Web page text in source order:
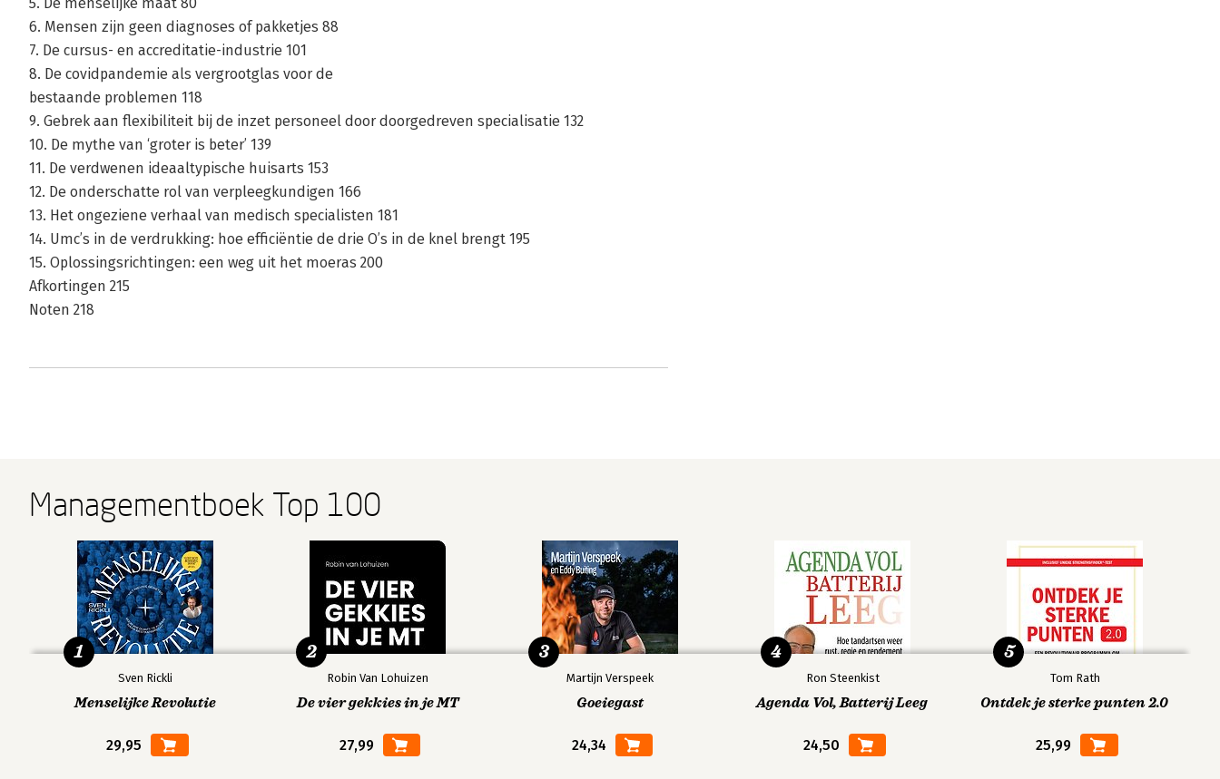
6. Mensen zijn geen diagnoses of pakketjes 88
7. De cursus- en accreditatie-industrie 101
8. De covidpandemie als vergrootglas voor de
bestaande problemen 118
9. Gebrek aan flexibiliteit bij de inzet personeel door doorgedreven specialisatie 132
10. De mythe van ‘groter is beter’ 139
11. De verdwenen ideaaltypische huisarts 153
12. De onderschatte rol van verpleegkundigen 166
13. Het ongeziene verhaal van medisch specialisten 181
14. Umc’s in de verdrukking: hoe efficiëntie de drie O’s in de knel brengt 195
15. Oplossingsrichtingen: een weg uit het moeras 200
Afkortingen 215
Noten 218
Managementboek Top 100
Sven Rickli
Menselijke Revolutie
29,95
1
Robin Van Lohuizen
De vier gekkies in je MT
27,99
2
Martijn Verspeek
Goeiegast
24,34
3
Ron Steenkist
Agenda Vol, Batterij Leeg
24,50
4
Tom Rath
Ontdek je sterke punten 2.0
25,99
5